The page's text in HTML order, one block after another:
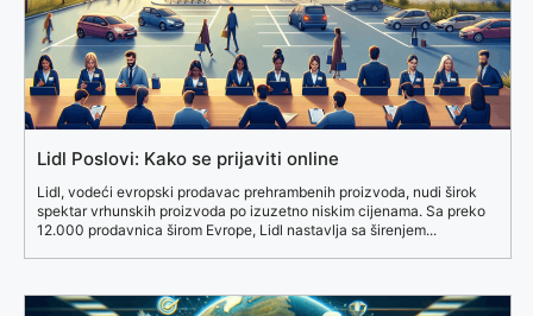
Lidl Poslovi: Kako se prijaviti online
Lidl, vodeći evropski prodavac prehrambenih proizvoda, nudi širok
spektar vrhunskih proizvoda po izuzetno niskim cijenama. Sa preko
12.000 prodavnica širom Evrope, Lidl nastavlja sa širenjem...